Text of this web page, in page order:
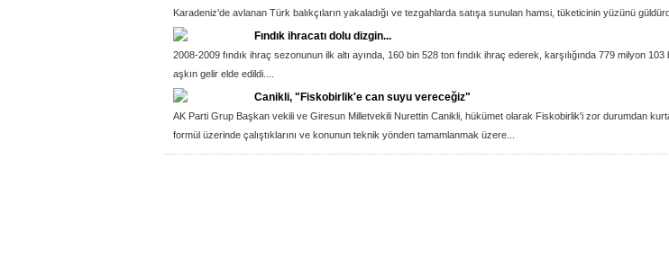
Karadeniz'de avlanan Türk balıkçıların yakaladığı ve tezgahlarda satışa sunulan hamsi, tüketicinin yüzünü
Fındık ihracatı dolu dizgin...
2008-2009 fındık ihraç sezonunun ilk altı ayında, 160 bin 528 ton fındık ihraç ederek, karşılığında 779 milyon 103
aşkın gelir elde edildi....
Canikli, "Fiskobirlik'e can suyu vereceğiz"
AK Parti Grup Başkan vekili ve Giresun Milletvekili Nurettin Canikli, hükümet olarak Fiskobirlik'i zor durumdan
formül üzerinde çalıştıklarını ve konunun teknik yönden tamamlanmak üzere...